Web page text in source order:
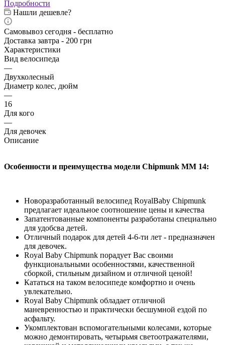
Подробности
Нашли дешевле?
Самовывоз сегодня - бесплатно
Доставка завтра - 200 грн
Характеристики
Вид велосипеда
—
Двухколесный
Диаметр колес, дюйм
—
16
Для кого
—
Для девочек
Описание
Особенности и преимущества модели Chipmunk MM 14:
Новоразработанный велосипед RoyalBaby Chipmunk
предлагает идеальное соотношение цены и качества
Запатентованные компоненты разработаны специально
для удобсва детей.
Отличный подарок для детей 4-6-ти лет - предназначен
для девочек.
Royal Baby Chipmunk порадует Вас своими
функциональными особенностями, качественной
сборкой, стильным дизайном и отличной ценой!
Кататься на таком велосипеде комфортно и очень
увлекательно.
Royal Baby Chipmunk обладает отличной
маневренностью и практически бесшумной ездой по
асфальту.
Укомплектован вспомогательными колесами, которые
можно демонтировать, четырьмя светоотражателями,